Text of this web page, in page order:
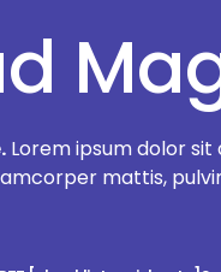
Lorem ipsum dolor
mattis,